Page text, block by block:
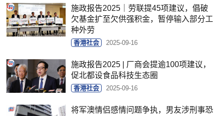
施政报告2025｜劳联提45项建议，倡破
欠基金扩至欠供强积金，暂停输入部分工
种外劳
香港社会 2025-09-16
施政报告2025 | 厂商会提逾100项建议，
促北都设食品科技生态圈
香港社会 2025-09-16
将军澳情侣感情问题争执，男友涉刑事恐